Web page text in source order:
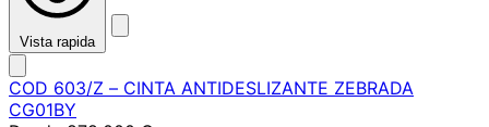
Vista rapida
COD 603/Z – CINTA ANTIDESLIZANTE ZEBRADA
CG01BY